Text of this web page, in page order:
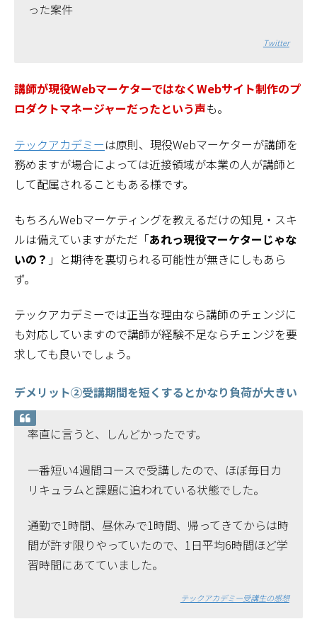
った案件
Twitter
講師が現役WebマーケターではなくWebサイト制作のプ
ロダクトマネージャーだったという声も。
テックアカデミーは原則、現役Webマーケターが講師を
務めますが場合によっては近接領域が本業の人が講師と
して配属されることもある様です。
もちろんWebマーケティングを教えるだけの知見・スキ
ルは備えていますがただ「あれっ現役マーケターじゃな
いの？ 」と期待を裏切られる可能性が無きにしもあら
ず。
テックアカデミーでは正当な理由なら講師のチェンジに
も対応していますので講師が経験不足ならチェンジを要
求しても良いでしょう。
デメリット②受講期間を短くするとかなり負荷が大きい
率直に言うと、しんどかったです。
一番短い4週間コースで受講したので、ほぼ毎日カ
リキュラムと課題に追われている状態でした。
通勤で1時間、昼休みで1時間、帰ってきてからは時
間が許す限りやっていたので、1日平均6時間ほど学
習時間にあてていました。
テックアカデミー受講生の感想